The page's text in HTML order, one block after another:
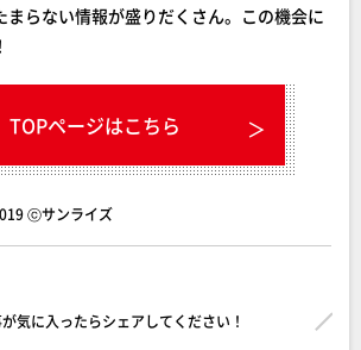
まらない情報が盛りだくさん。この機会に
TOPページはこちら
ⓒサンライズ
気に入ったらシェアしてください！